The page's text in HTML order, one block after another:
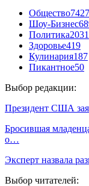
Общество7427
Шоу-Бизнес
Политика2031
Здоровье419
Кулинария187
Пикантное50
Выбор редакции:
Президент США
Бросившая
о…
Эксперт назвала
Выбор читателей: